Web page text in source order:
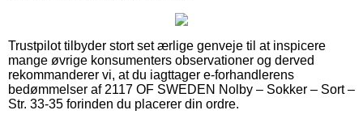
Trustpilot tilbyder stort set ærlige genveje til at inspicere
mange øvrige konsumenters observationer og derved
rekommanderer vi, at du iagttager e-forhandlerens
bedømmelser af 2117 OF SWEDEN Nolby – Sokker – Sort –
Str. 33-35 forinden du placerer din ordre.